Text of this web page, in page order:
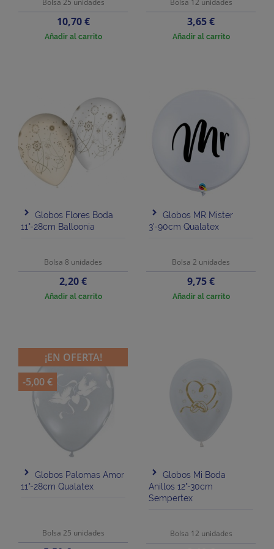
Precio
10,70 €
Añadir al carrito
Precio
3,65 €
Añadir al carrito
Globos Flores Boda
11"-28cm Balloonia
Bolsa 8 unidades
Precio
2,20 €
Añadir al carrito
Globos MR Mister
3'-90cm Qualatex
Bolsa 2 unidades
Precio
9,75 €
Añadir al carrito
Globos Palomas Amor
11"-28cm Qualatex
Bolsa 25 unidades
¡EN OFERTA!
-5,00 €
Globos Mi Boda
Anillos 12"-30cm
Sempertex
Bolsa 12 unidades